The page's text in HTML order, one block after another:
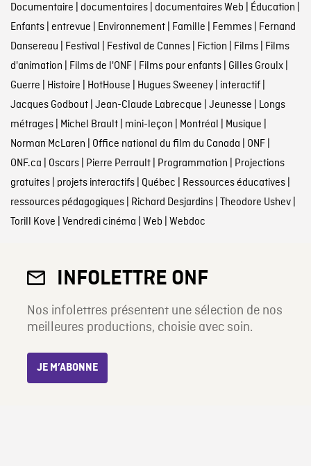
Documentaire | documentaires| documentaires Web | Éducation |
Enfants| entrevue | Environnement| Famille | Femmes| Fernand
Dansereau | Festival | Festival de Cannes| Fiction | Films| Films
d'animation | Films de l'ONF| Films pour enfants| Gilles Groulx|
Guerre | Histoire | HotHouse | Hugues Sweeney| interactif|
Jacques Godbout| Jean-Claude Labrecque | Jeunesse | Longs
métrages| Michel Brault| mini-leçon | Montréal | Musique |
Norman McLaren | Office national du film du Canada | ONF|
ONF.ca | Oscars| Pierre Perrault| Programmation | Projections
gratuites| projets interactifs| Québec | Ressources éducatives|
ressources pédagogiques| Richard Desjardins| Theodore Ushev|
Torill Kove | Vendredi cinéma | Web | Webdoc
INFOLETTRE ONF
Nos infolettres présentent une sélection de nos
meilleures productions, choisie avec soin.
JE M’ABONNE